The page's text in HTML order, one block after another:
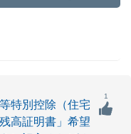
特別控除（住宅
高証明書」希望
1